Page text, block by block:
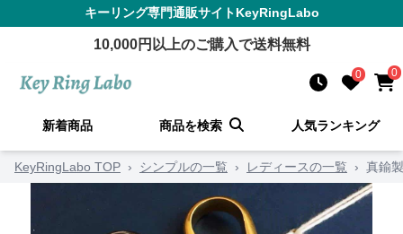
キーリング専門通販サイトKeyRingLabo
10,000円以上のご購入で送料無料
0 0
新着商品 商品を検索 人気ランキング
KeyRingLabo TOP › シンプルの一覧 › レディースの一覧 › 真鍮